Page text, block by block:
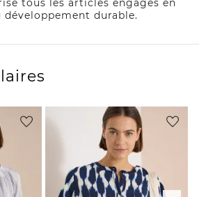
tous les articles engagés en
développement durable.